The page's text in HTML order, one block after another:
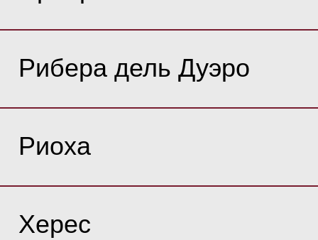
Рибера дель Дуэро
Риоха
Херес